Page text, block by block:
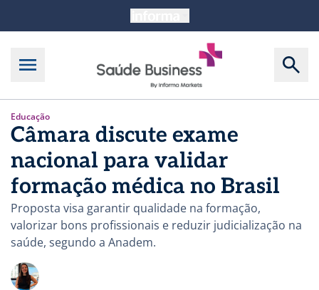
Educação
Câmara discute exame
nacional para validar
formação médica no Brasil
Proposta visa garantir qualidade na formação,
valorizar bons profissionais e reduzir judicialização na
saúde, segundo a Anadem.